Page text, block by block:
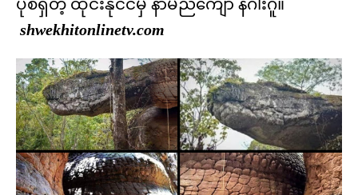
ပုံစံရှိတဲ့ ထိုင်းနိုင်ငံမှ နာမည်ကျော် နဂါးဂူ။
shwekhitonlinetv.com